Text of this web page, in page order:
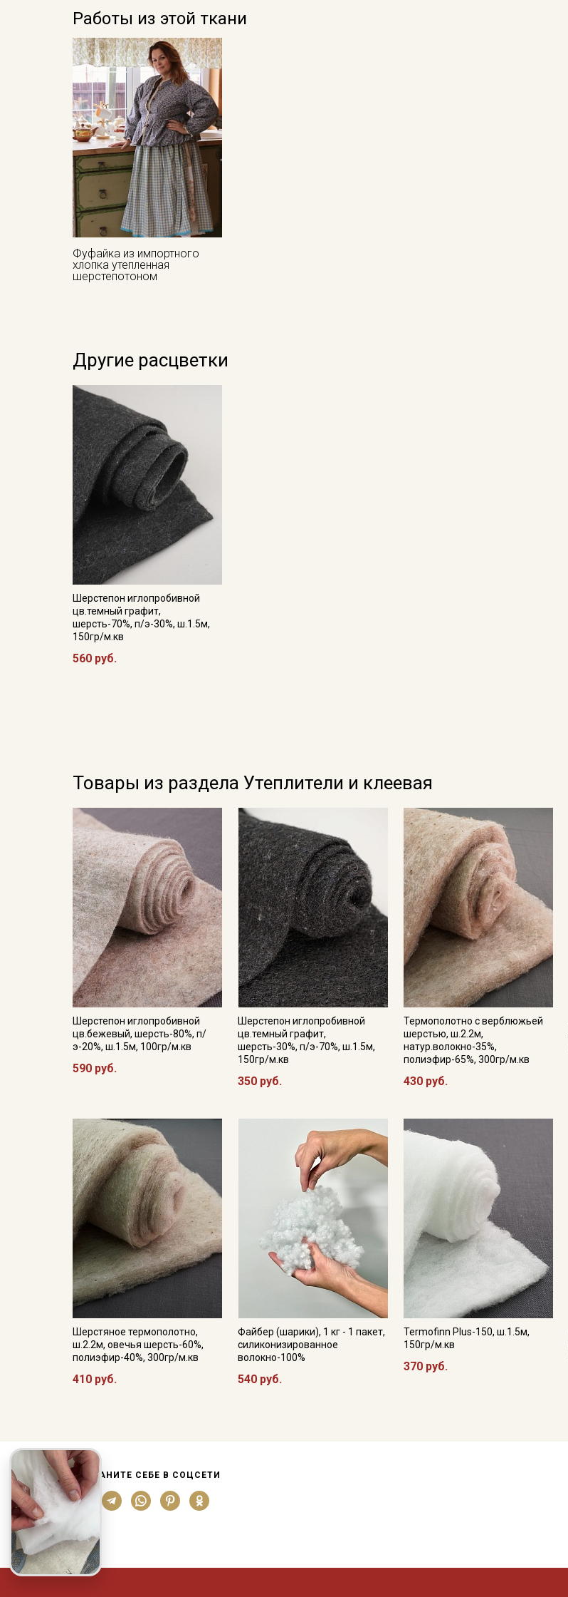
Работы из этой ткани
Фуфайка из импортного
хлопка утепленная
шерстепотоном
Другие расцветки
Шерстепон иглопробивной
цв.темный графит,
шерсть-70%, п/э-30%, ш.1.5м,
150гр/м.кв
560 руб.
Товары из раздела Утеплители и клеевая
Шерстепон иглопробивной
цв.бежевый, шерсть-80%, п/
э-20%, ш.1.5м, 100гр/м.кв
590 руб.
Шерстепон иглопробивной
цв.темный графит,
шерсть-30%, п/э-70%, ш.1.5м,
150гр/м.кв
350 руб.
Термополотно с верблюжьей
шерстью, ш.2.2м,
натур.волокно-35%,
полиэфир-65%, 300гр/м.кв
430 руб.
Шерстяное термополотно,
ш.2.2м, овечья шерсть-60%,
полиэфир-40%, 300гр/м.кв
410 руб.
Файбер (шарики), 1 кг - 1 пакет,
силиконизированное
волокно-100%
540 руб.
Termofinn Plus-150, ш.1.5м,
150гр/м.кв
370 руб.
СОХРАНИТЕ СЕБЕ В СОЦСЕТИ